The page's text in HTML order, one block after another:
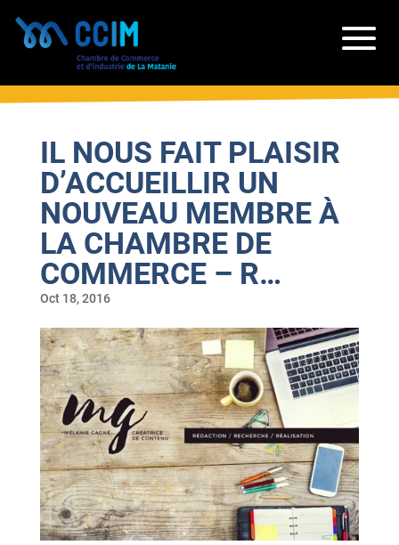
IL NOUS FAIT PLAISIR
D’ACCUEILLIR UN
NOUVEAU MEMBRE À
LA CHAMBRE DE
COMMERCE – R…
Oct 18, 2016